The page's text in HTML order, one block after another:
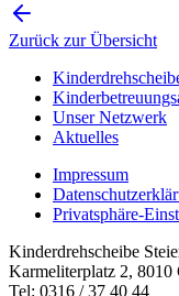
Zurück zur Übersicht
Unser Netzwerk
Aktuelles
Impressum
Privatsphäre-
Kinderdrehscheibe
Karmeliterplatz 2, 8010
Tel: 0316 / 37 40 44